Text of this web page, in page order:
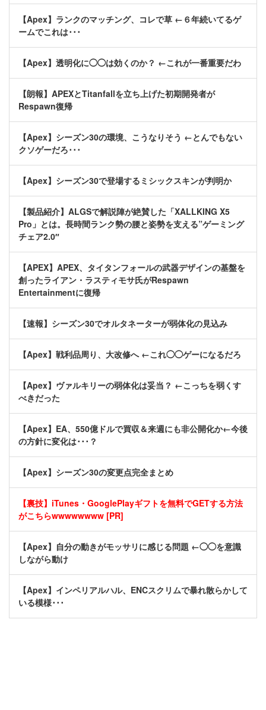
【Apex】ランクのマッチング、コレで草 ←６年続いてるゲ
ームでこれは･･･
【Apex】透明化に◯◯は効くのか？ ←これが一番重要だわ
【朗報】APEXとTitanfallを立ち上げた初期開発者が
Respawn復帰
【Apex】シーズン30の環境、こうなりそう ←とんでもない
クソゲーだろ･･･
【Apex】シーズン30で登場するミシックスキンが判明か
【製品紹介】ALGSで解説陣が絶賛した「XALLKING X5
Pro」とは。長時間ランク勢の腰と姿勢を支える”ゲーミング
チェア2.0″
【APEX】APEX、タイタンフォールの武器デザインの基盤を
創ったライアン・ラスティモサ氏がRespawn
Entertainmentに復帰
【速報】シーズン30でオルタネーターが弱体化の見込み
【Apex】戦利品周り、大改修へ ←これ◯◯ゲーになるだろ
【Apex】ヴァルキリーの弱体化は妥当？ ←こっちを弱くす
べきだった
【Apex】EA、550億ドルで買収＆来週にも非公開化か←今後
の方針に変化は･･･？
【Apex】シーズン30の変更点完全まとめ
【裏技】iTunes・GooglePlayギフトを無料でGETする方法
がこちらwwwwwwww [PR]
【Apex】自分の動きがモッサリに感じる問題 ←◯◯を意識
しながら動け
【Apex】インペリアルハル、ENCスクリムで暴れ散らかして
いる模様･･･